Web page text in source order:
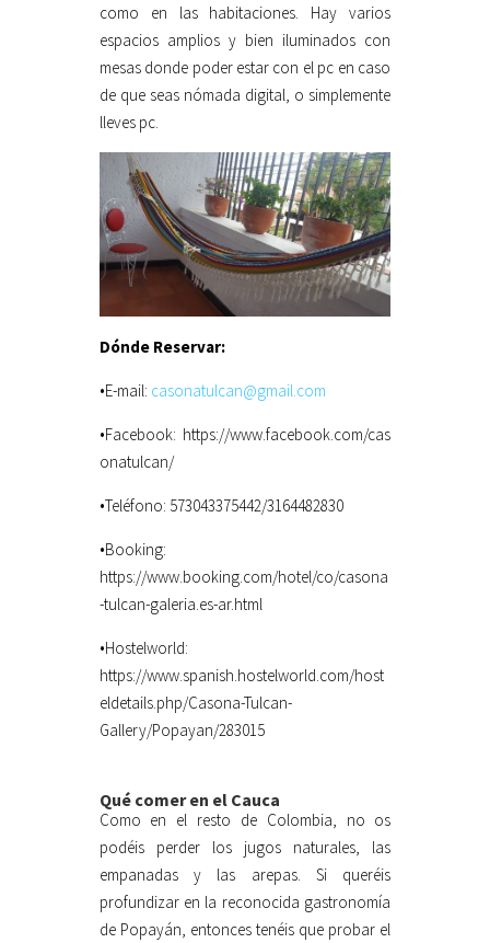
como en las habitaciones. Hay varios
espacios amplios y bien iluminados con
mesas donde poder estar con el pc en caso
de que seas nómada digital, o simplemente
lleves pc.
Dónde Reservar:
•E-mail: casonatulcan@gmail.com
•Facebook: https://www.facebook.com/cas
onatulcan/
•Teléfono: 573043375442/3164482830
•Booking:
https://www.booking.com/hotel/co/casona
-tulcan-galeria.es-ar.html
•Hostelworld:
https://www.spanish.hostelworld.com/host
eldetails.php/Casona-Tulcan-
Gallery/Popayan/283015
Qué comer en el Cauca
Como en el resto de Colombia, no os
podéis perder los jugos naturales, las
empanadas y las arepas. Si queréis
profundizar en la reconocida gastronomía
de Popayán, entonces tenéis que probar el